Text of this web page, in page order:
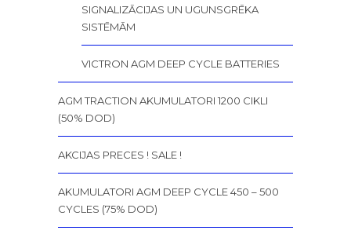
SIGNALIZĀCIJAS UN UGUNSGRĒKA
SISTĒMĀM
VICTRON AGM DEEP CYCLE BATTERIES
AGM TRACTION AKUMULATORI 1200 CIKLI
(50% DOD)
AKCIJAS PRECES ! SALE !
AKUMULATORI AGM DEEP CYCLE 450 – 500
CYCLES (75% DOD)